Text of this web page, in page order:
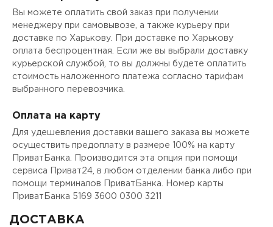
Вы можете оплатить свой заказ при получении
менеджеру при самовывозе, а также курьеру при
доставке по Харькову. При доставке по Харькову
оплата беспроцентная. Если же вы выбрали доставку
курьерской службой, то вы должны будете оплатить
стоимость наложенного платежа согласно тарифам
выбранного перевозчика.
Оплата на карту
Для удешевления доставки вашего заказа вы можете
осуществить предоплату в размере 100% на карту
ПриватБанка. Производится эта опция при помощи
сервиса Приват24, в любом отделении банка либо при
помощи терминалов ПриватБанка. Номер карты
ПриватБанка 5169 3600 0300 3211
ДОСТАВКА